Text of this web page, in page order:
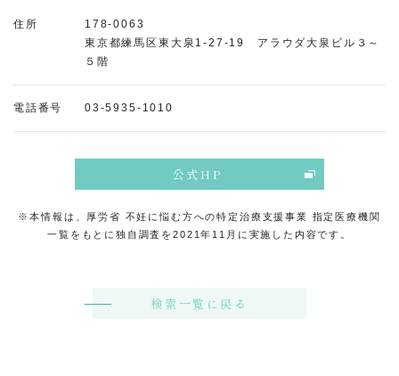
住所
178-0063
東京都練馬区東大泉1-27-19 アラウダ大泉ビル３～
５階
電話番号 03-5935-1010
公式HP
※本情報は、厚労省 不妊に悩む方への特定治療支援事業 指定医療機関
一覧をもとに独自調査を2021年11月に実施した内容です。
検索一覧に戻る